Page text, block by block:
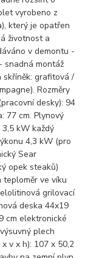
vyrobeno z
který je opatřen
životnost a
v demontu -
snadná montáž
skříněk: grafitová /
Rozměry
desky): 94
77 cm. Plynový
kW každý
4,3 kW (pro
Sear
opek steaků)
ve víku
grilovací
deska 44x19
cm elektronické
plech
v x h): 107 x 50,2